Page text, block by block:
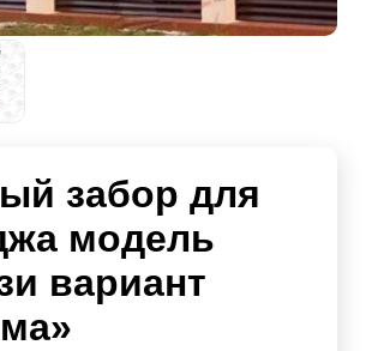
забор для
модель
вариант